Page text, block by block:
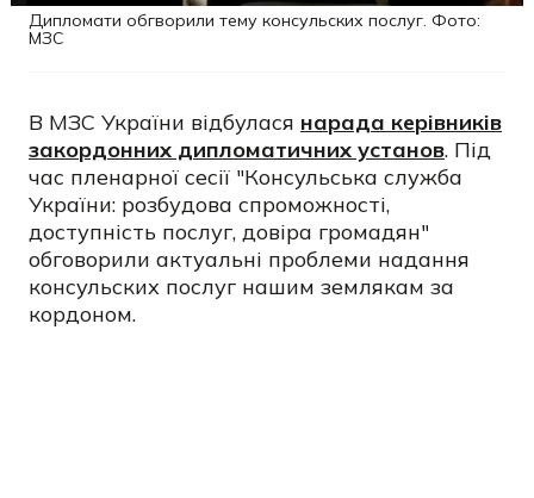
Дипломати обгворили тему консульских послуг. Фото:
МЗС
В МЗС України відбулася нарада керівників
закордонних дипломатичних установ. Під
час пленарної сесії "Консульська служба
України: розбудова спроможності,
доступність послуг, довіра громадян"
обговорили актуальні проблеми надання
консульских послуг нашим землякам за
кордоном.